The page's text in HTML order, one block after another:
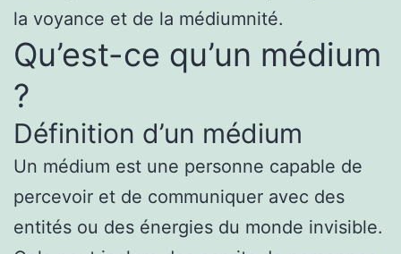
la voyance et de la médiumnité.
Qu’est-ce qu’un médium
?
Définition d’un médium
Un médium est une personne capable de
percevoir et de communiquer avec des
entités ou des énergies du monde invisible.